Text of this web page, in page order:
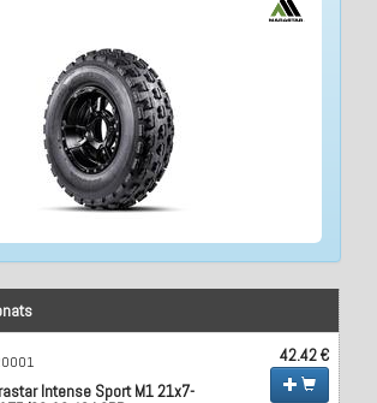
Intense Sport M1 21x7-
42.42 €